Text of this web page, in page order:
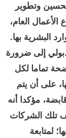
وتطوير
الأعمال العام،
البشرية بها.
إلى ضرورة
تماما لكل
على أن يتم
مؤكدا أنه
تلك الشركات
لمتابعة